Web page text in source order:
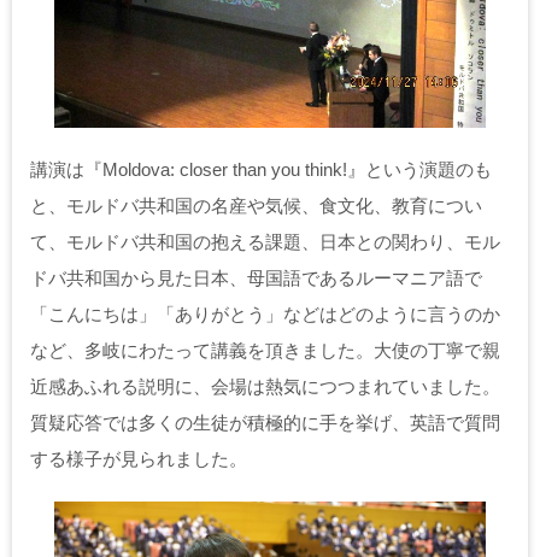
講演は『Moldova: closer than you think!』という演題のも
と、モルドバ共和国の名産や気候、食文化、教育につい
て、モルドバ共和国の抱える課題、日本との関わり、モル
ドバ共和国から見た日本、母国語であるルーマニア語で
「こんにちは」「ありがとう」などはどのように言うのか
など、多岐にわたって講義を頂きました。大使の丁寧で親
近感あふれる説明に、会場は熱気につつまれていました。
質疑応答では多くの生徒が積極的に手を挙げ、英語で質問
する様子が見られました。